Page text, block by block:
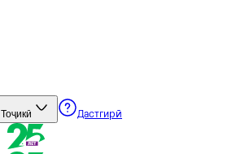
Тоҷикӣ Дастгирӣ